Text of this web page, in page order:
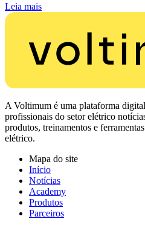
Leia mais
A Voltimum é uma plataforma
profissionais do setor elétrico
produtos, treinamentos e
elétrico.
Mapa do site
Início
Notícias
Academy
Produtos
Parceiros